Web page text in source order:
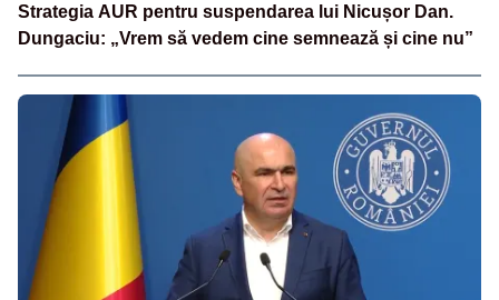
Strategia AUR pentru suspendarea lui Nicușor Dan.
Dungaciu: „Vrem să vedem cine semnează și cine nu”